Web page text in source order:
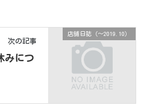
店舗日誌（〜2019.10）
次の記事
みにつ